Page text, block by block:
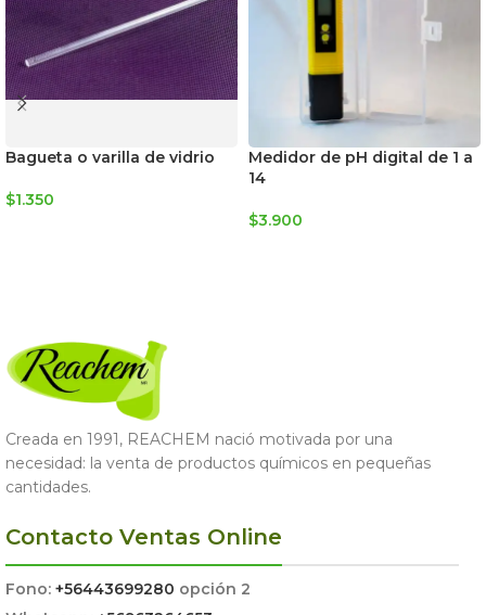
Bagueta o varilla de vidrio
$1.350
Medidor de pH digital de 1 a
14
$3.900
Creada en 1991, REACHEM nació motivada por una
necesidad: la venta de productos químicos en pequeñas
cantidades.
Contacto Ventas Online
Fono: +56443699280 opción 2